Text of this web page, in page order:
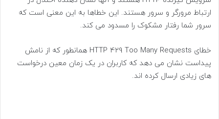
ارتباط مرورگر و سرور هستند. این خطاها به این معنی است که
سرور شما رفتار مشکوک را مسدود می کند.
خطای HTTP 429 Too Many Requests همانطور که از نامش
پیداست نشان می دهد که کاربران در یک زمان معین درخواست
های زیادی ارسال کرده اند.